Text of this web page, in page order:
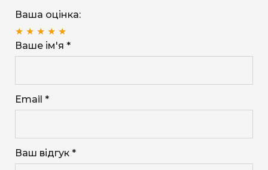
Ваша оцінка:
★ ★ ★ ★ ★
Ваше ім'я *
Email *
Ваш відгук *